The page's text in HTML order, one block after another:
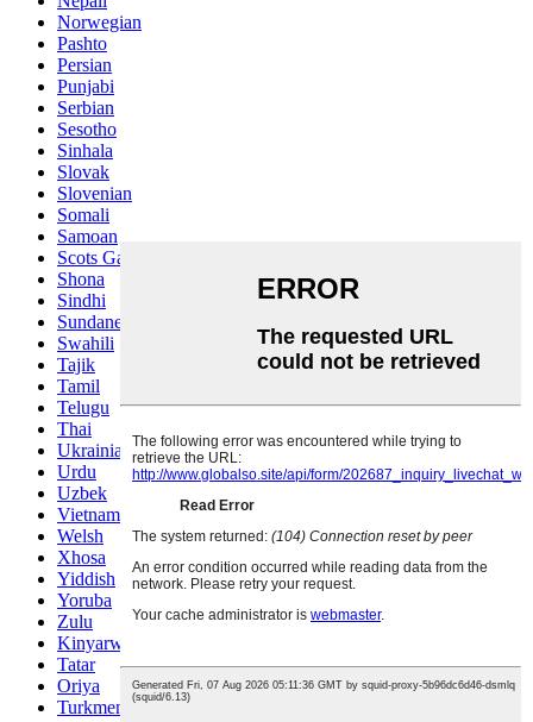
Norwegian
Pashto
Persian
Punjabi
Serbian
Sesotho
Sinhala
Slovak
Slovenian
Somali
Samoan
Scots Gaelic
Shona
Sindhi
Sundanese
Swahili
Tajik
Tamil
Telugu
Thai
Ukrainian
Urdu
Uzbek
Vietnamese
Welsh
Xhosa
Yiddish
Yoruba
Zulu
Kinyarwanda
Tatar
Oriya
Turkmen